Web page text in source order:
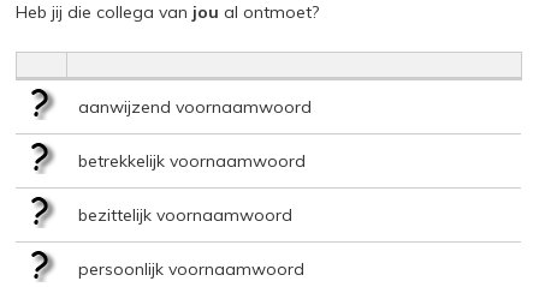
Heb jij die collega van jou al ontmoet?
aanwijzend voornaamwoord
betrekkelijk voornaamwoord
bezittelijk voornaamwoord
persoonlijk voornaamwoord